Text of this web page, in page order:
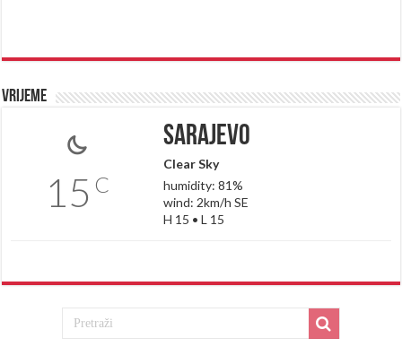
Vrijeme
15 C
Sarajevo
Clear Sky
humidity: 81%
wind: 2km/h SE
H 15 • L 15